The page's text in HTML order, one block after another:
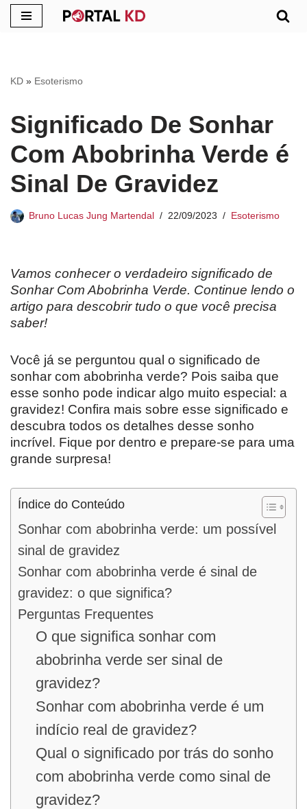
conteúdo
KD » Esoterismo
Significado De Sonhar
Com Abobrinha Verde é
Sinal De Gravidez
Bruno Lucas Jung Martendal 22/09/2023 Esoterismo
Vamos conhecer o verdadeiro significado de
Sonhar Com Abobrinha Verde. Continue lendo o
artigo para descobrir tudo o que você precisa
saber!
Você já se perguntou qual o significado de
sonhar com abobrinha verde? Pois saiba que
esse sonho pode indicar algo muito especial: a
gravidez! Confira mais sobre esse significado e
descubra todos os detalhes desse sonho
incrível. Fique por dentro e prepare-se para uma
grande surpresa!
Índice do Conteúdo
Sonhar com abobrinha verde: um possível
sinal de gravidez
Sonhar com abobrinha verde é sinal de
gravidez: o que significa?
Perguntas Frequentes
O que significa sonhar com
abobrinha verde ser sinal de
gravidez?
Sonhar com abobrinha verde é um
indício real de gravidez?
Qual o significado por trás do sonho
com abobrinha verde como sinal de
gravidez?